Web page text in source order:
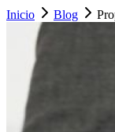
Inicio Blog